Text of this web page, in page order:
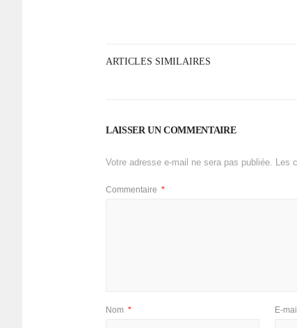
ARTICLES SIMILAIRES
LAISSER UN COMMENTAIRE
Votre adresse e-mail ne sera pas publiée. Les
Commentaire *
Nom * E-